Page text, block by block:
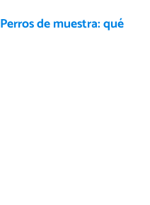
Perros de muestra: qué